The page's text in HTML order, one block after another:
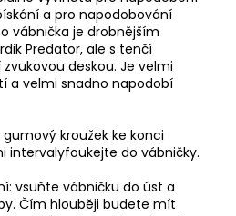
a pro napodobování
vábnička je drobnějším
Predator, ale s tenčí
deskou. Je velmi
a velmi snadno napodobí
kroužek ke konci
intervalyfoukejte do vábničky.
vsuňte vábničku do úst a
Čím hlouběji budete mít